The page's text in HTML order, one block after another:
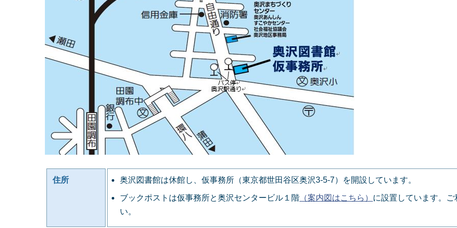
住所 奥沢図書館は休館し、仮事務所（東京都世田谷区奥沢3-5-7）を開設しています。
ブックポストは仮事務所と奥沢センタービル１階 （案内図はこちら） に設置しています。ご
い。